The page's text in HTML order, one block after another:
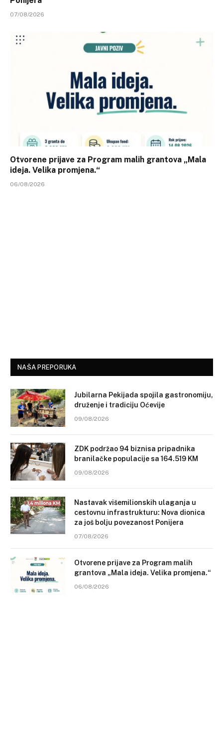
07/08/2026
Otvorene prijave za Program malih grantova „Mala
ideja. Velika promjena.“
06/08/2026
NAŠA PREPORUKA
Jubilarna Pekijada spojila gastronomiju,
druženje i tradiciju Oćevije
09/08/2026
ZDK podržao 94 biznisa pripadnika
branilačke populacije sa 164.519 KM
09/08/2026
Nastavak višemilionskih ulaganja u
cestovnu infrastrukturu: Nova dionica
za još bolju povezanost Ponijera
07/08/2026
Otvorene prijave za Program malih
grantova „Mala ideja. Velika promjena.“
06/08/2026